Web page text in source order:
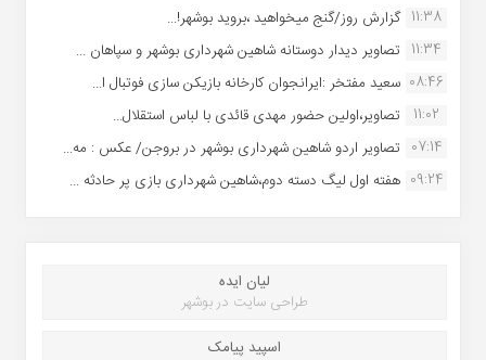
11:38 گزارش روز/گنج میخواهید ،بروید بوشهر!...
11:34 تصاویر دیدار دوستانه شاهین شهردارى بوشهر و سپاهان ...
08:46 سعید مفتخر :ایرانجوان کارخانه بازیکن سازی فوتبال ا...
11:02
تصاویر،اولین حضور مهدی قائدی با لباس استقلال...
07:14 تصاویر اردو شاهین شهرداری بوشهر در بروجن/ عکس : مه...
09:24 هفته اول لیگ دسته دوم،شاهین شهرداری بازی پر حادثه ...
لیان ایده
طراحی سایت در بوشهر
اسپید پیامک